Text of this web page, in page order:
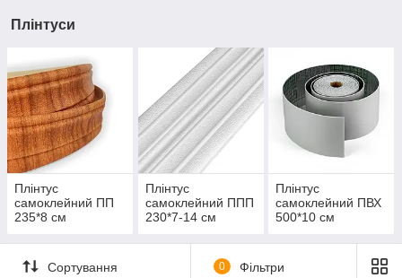
Плінтуси
Плінтус
самоклейний ПП
235*8 см
Плінтус
самоклейний ППП
230*7-14 см
Плінтус
самоклейний ПВХ
500*10 см
Сортування 0 Фільтри